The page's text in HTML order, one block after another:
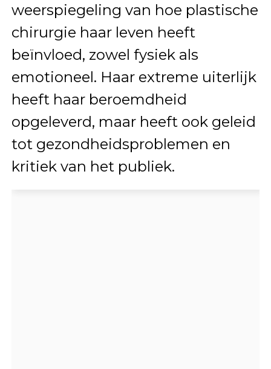
weerspiegeling van hoe plastische
chirurgie haar leven heeft
beïnvloed, zowel fysiek als
emotioneel. Haar extreme uiterlijk
heeft haar beroemdheid
opgeleverd, maar heeft ook geleid
tot gezondheidsproblemen en
kritiek van het publiek.